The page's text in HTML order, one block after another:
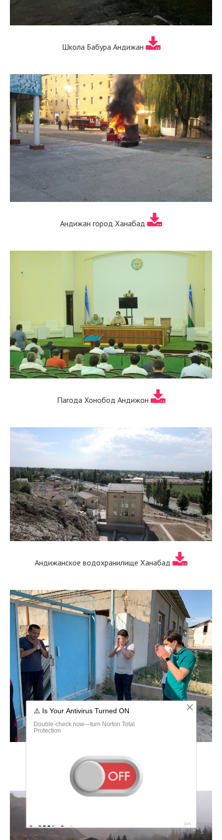
Школа Бабура Андижан
Андижан город Ханабад
Пагода Хонобод Андижон
Андижанское водохранилище Ханабад
Ханабад Андижанская область